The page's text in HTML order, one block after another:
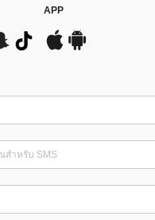
APP